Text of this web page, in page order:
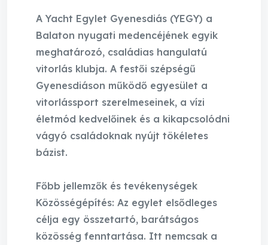
A Yacht Egylet Gyenesdiás (YEGY) a
Balaton nyugati medencéjének egyik
meghatározó, családias hangulatú
vitorlás klubja. A festői szépségű
Gyenesdiáson működő egyesület a
vitorlássport szerelmeseinek, a vízi
életmód kedvelőinek és a kikapcsolódni
vágyó családoknak nyújt tökéletes
bázist.
Főbb jellemzők és tevékenységek
Közösségépítés: Az egylet elsődleges
célja egy összetartó, barátságos
közösség fenntartása. Itt nemcsak a